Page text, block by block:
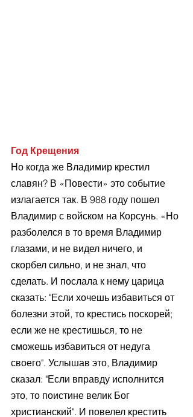
Год Крещения
Но когда же Владимир крестил
славян? В «Повести» это событие
излагается так. В 988 году пошел
Владимир с войском на Корсунь. «Но
разболелся в то время Владимир
глазами, и не видел ничего, и
скорбел сильно, и не знал, что
сделать. И послала к нему царица
сказать: "Если хочешь избавиться от
болезни этой, то крестись поскорей;
если же не крестишься, то не
сможешь избавиться от недуга
своего". Услышав это, Владимир
сказал: "Если вправду исполнится
это, то поистине велик Бог
христианский". И повелел крестить